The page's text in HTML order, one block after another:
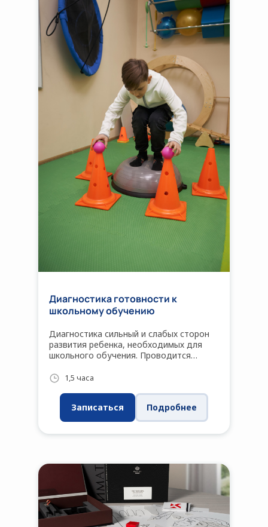
Диагностика готовности к
школьному обучению
Диагностика сильный и слабых сторон
развития ребенка, необходимых для
школьного обучения. Проводится
1,5 часа
Записаться Подробнее